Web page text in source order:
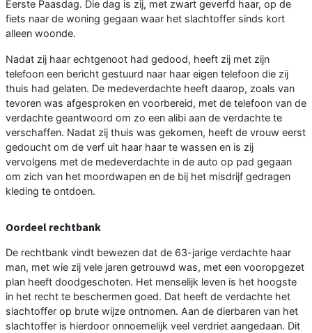
Eerste Paasdag. Die dag is zij, met zwart geverfd haar, op de
fiets naar de woning gegaan waar het slachtoffer sinds kort
alleen woonde.
Nadat zij haar echtgenoot had gedood, heeft zij met zijn
telefoon een bericht gestuurd naar haar eigen telefoon die zij
thuis had gelaten. De medeverdachte heeft daarop, zoals van
tevoren was afgesproken en voorbereid, met de telefoon van de
verdachte geantwoord om zo een alibi aan de verdachte te
verschaffen. Nadat zij thuis was gekomen, heeft de vrouw eerst
gedoucht om de verf uit haar haar te wassen en is zij
vervolgens met de medeverdachte in de auto op pad gegaan
om zich van het moordwapen en de bij het misdrijf gedragen
kleding te ontdoen.
Oordeel rechtbank
De rechtbank vindt bewezen dat de 63-jarige verdachte haar
man, met wie zij vele jaren getrouwd was, met een vooropgezet
plan heeft doodgeschoten. Het menselijk leven is het hoogste
in het recht te beschermen goed. Dat heeft de verdachte het
slachtoffer op brute wijze ontnomen. Aan de dierbaren van het
slachtoffer is hierdoor onnoemelijk veel verdriet aangedaan. Dit